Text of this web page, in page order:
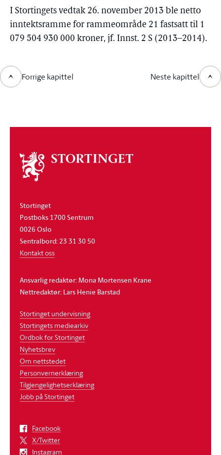
I Stortingets vedtak 26. november 2013 ble netto
inntektsramme for rammeområde 21 fastsatt til 1
079 504 930 000 kroner, jf. Innst. 2 S (2013–2014).
Forrige kapittel Neste kapittel
Om
stortinget
Stortinget
Postboks 1700 Sentrum
0026 Oslo
Sentralbord: 23 31 30 50
Kontakt oss
Ansvarlig redaktør: Mona Mortensen Krane
Nettredaktør: Lars Henie Barstad
Stortinget undervisning
Stortingets mediearkiv
Ordbok for Stortinget
Nyhetsbrev
Om nettstedet
Personvernerklæring
Tilgjengelighetserklæring
Jobb på Stortinget
Facebook
X/Twitter
Instagram